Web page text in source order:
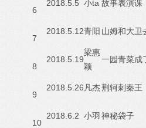
6
2018.5.5 小ta 故事表演课
7
2018.5.12青阳 山姆和大卫
8
2018.5.19
梁惠
颖
一园青菜成
9
2018.5.26 凡杰荆轲刺秦王
10
2018.6.2 小羽 神秘袋子